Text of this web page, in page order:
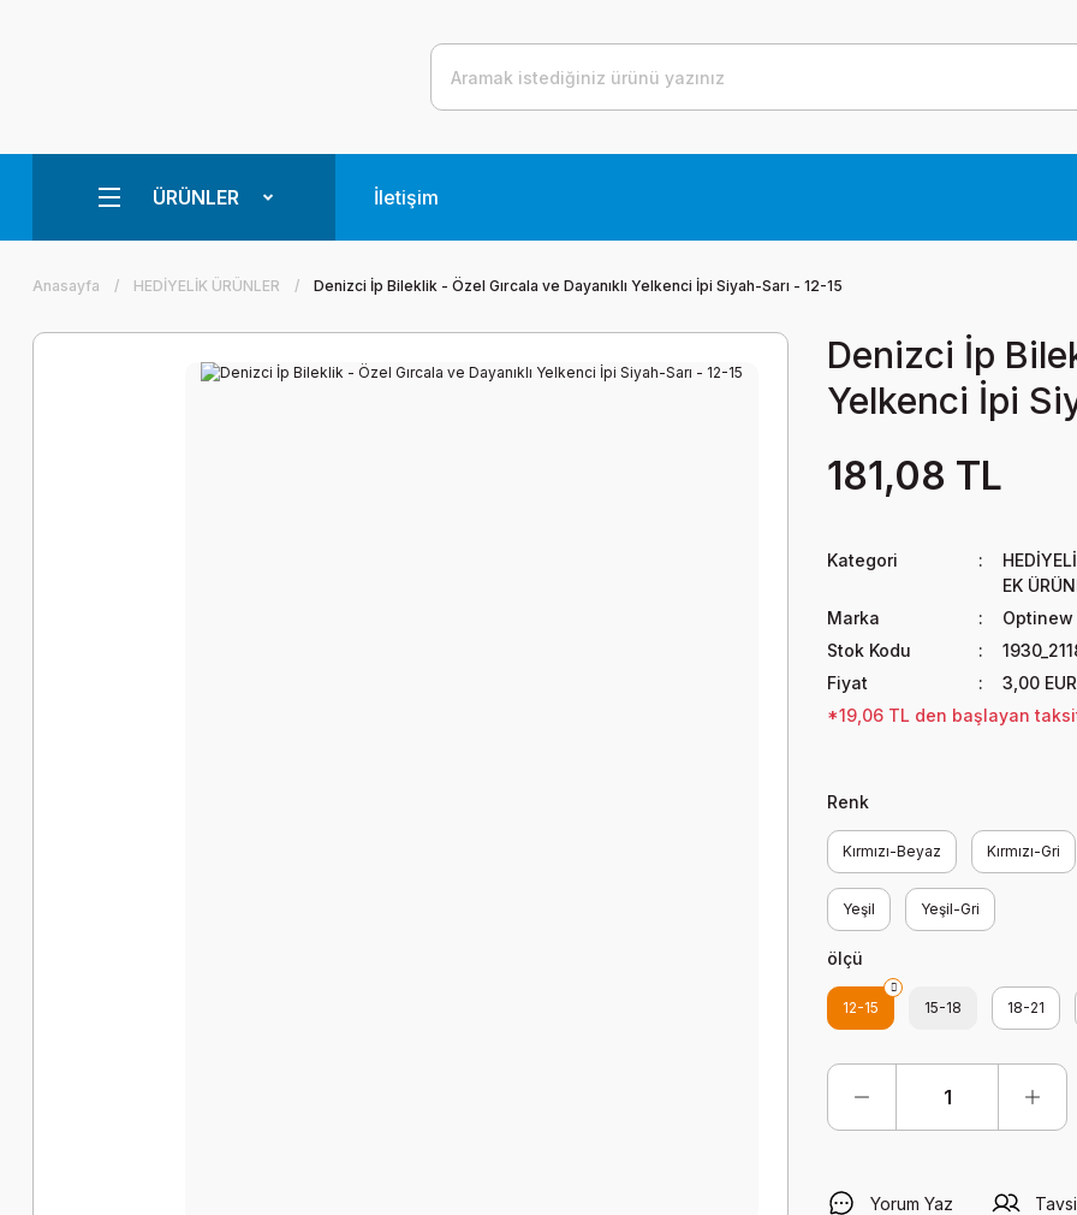
ÜRÜNLER İletişim
Anasayfa HEDİYELİK ÜRÜNLER Denizci İp Bileklik - Özel Gırcala ve Dayanıklı Yelkenci İpi Siyah-Sarı - 12-15
Denizci İp
Yelkenci İpi
181,08 TL
Kategori
EK
Marka
Optinew
Stok Kodu
Fiyat
3,00
*19,06 TL den başlayan
Renk
Kırmızı-Beyaz Kırmızı-Gri
Yeşil Yeşil-Gri
ölçü
12-15 15-18 18-21
Yorum Yaz